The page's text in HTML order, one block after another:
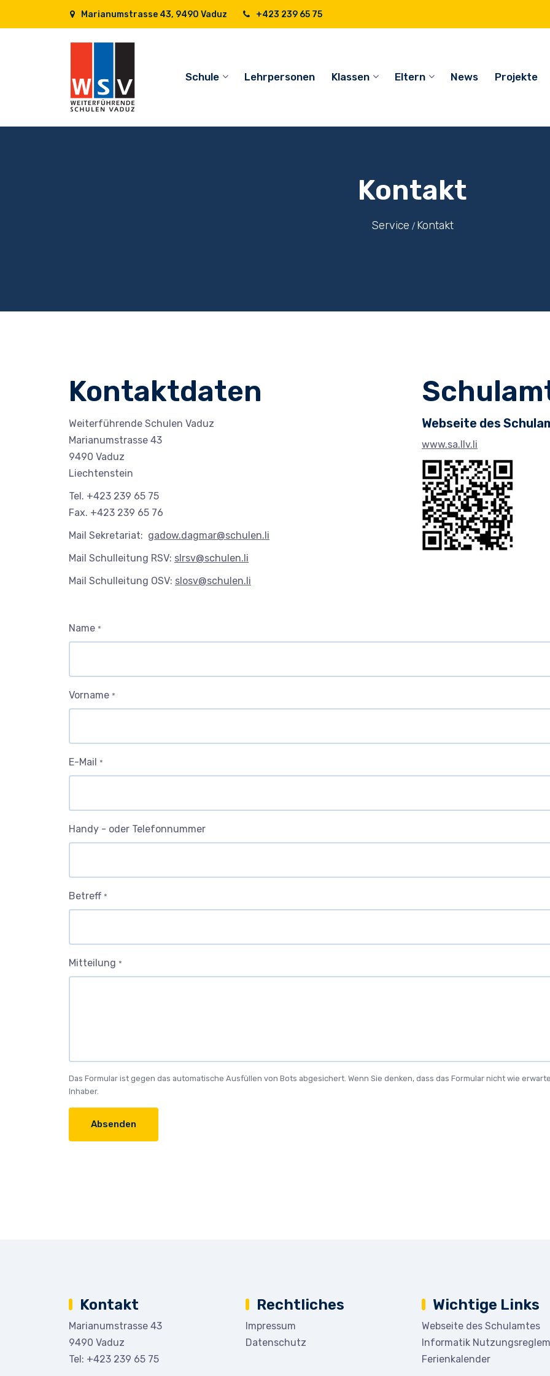
Marianumstrasse 43, 9490 Vaduz +423 239 65 75
Schule Lehrpersonen Klassen Eltern News Projekte
Kontakt
Service Kontakt
Kontaktdaten
Weiterführende Schulen Vaduz
Marianumstrasse 43
9490 Vaduz
Liechtenstein
Tel. +423 239 65 75
Fax. +423 239 65 76
Mail Sekretariat: gadow.dagmar@schulen.li
Mail Schulleitung RSV: slrsv@schulen.li
Mail Schulleitung OSV: slosv@schulen.li
Webseite des
www.sa.llv.li
Name *
Vorname *
E-Mail *
Handy - oder Telefonnummer
Betreff *
Mitteilung *
Das Formular ist gegen das automatische Ausfüllen von Bots abgesichert. Wenn Sie denken, dass das Formular nicht wie
Inhaber.
Absenden
Kontakt
Marianumstrasse 43
9490 Vaduz
Tel: +423 239 65 75
Rechtliches
Impressum
Datenschutz
Wichtige Links
Webseite des Schulamtes
Informatik
Ferienkalender